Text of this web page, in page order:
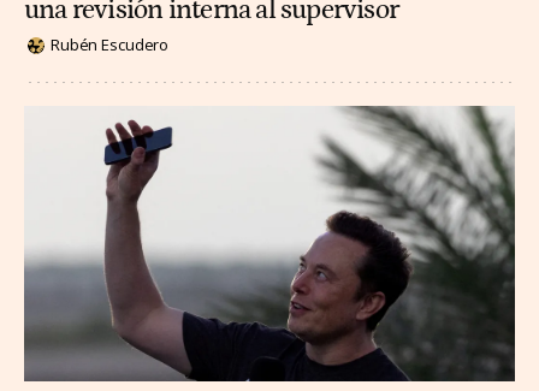
una revisión interna al supervisor
Rubén Escudero